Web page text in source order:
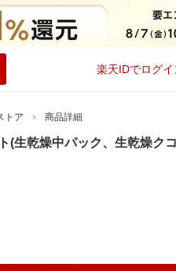
楽天IDでログイ
トア 商品詳細
(生乾燥中パック、生乾燥ク